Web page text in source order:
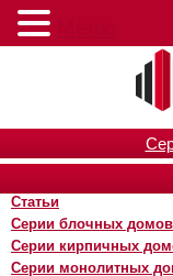
Статьи
Серии блочных домов
Серии кирпичных
Серии монолитных